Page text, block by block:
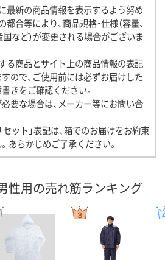
最新の商品情報を表示するよう努め
合等により、商品規格・仕様（容量、
国など）が変更される場合がございま
る商品とサイト上の商品情報の表記
ので、ご使用前には必ずお届けした
きをご確認ください。
要な場合は、メーカー等にお問い合
セット」表記は、箱でのお届けをお約束
あらかじめご了承ください。
性用の売れ筋ランキング